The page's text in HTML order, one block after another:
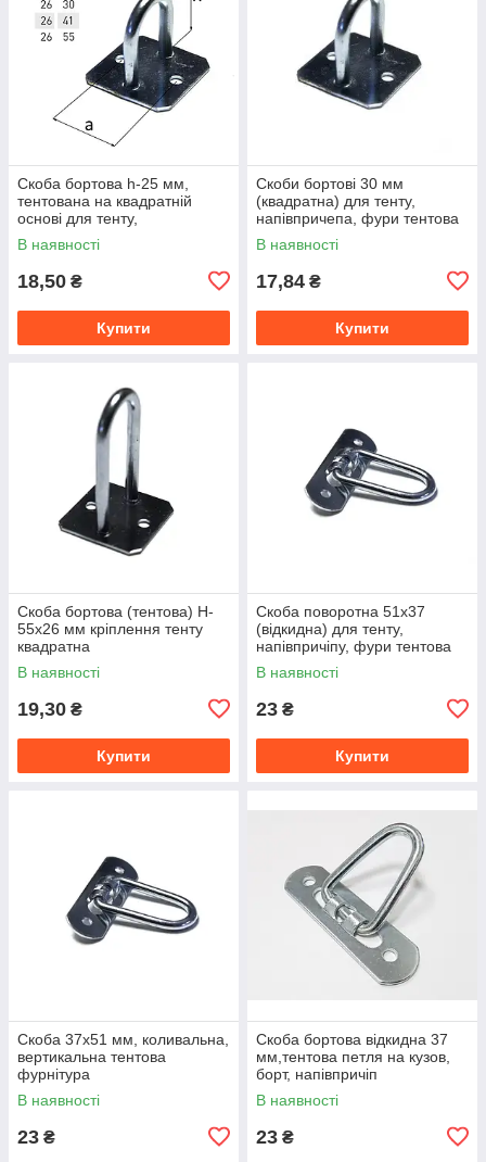
Скоба бортова h-25 мм,
тентована на квадратній
основі для тенту,
напівпричіпу, фури тентова
фурнітура
В наявності
18,50 ₴
Купити
Скоби бортові 30 мм
(квадратна) для тенту,
напівпричепа, фури тентова
фурнітура
В наявності
17,84 ₴
Купити
Скоба бортова (тентова) H-
55х26 мм кріплення тенту
квадратна
В наявності
19,30 ₴
Купити
Скоба поворотна 51х37
(відкидна) для тенту,
напівпричіпу, фури тентова
фурнітура
В наявності
23 ₴
Купити
Скоба 37x51 мм, коливальна,
вертикальна тентова
фурнітура
В наявності
23 ₴
Скоба бортова відкидна 37
мм,тентова петля на кузов,
борт, напівпричіп
В наявності
23 ₴